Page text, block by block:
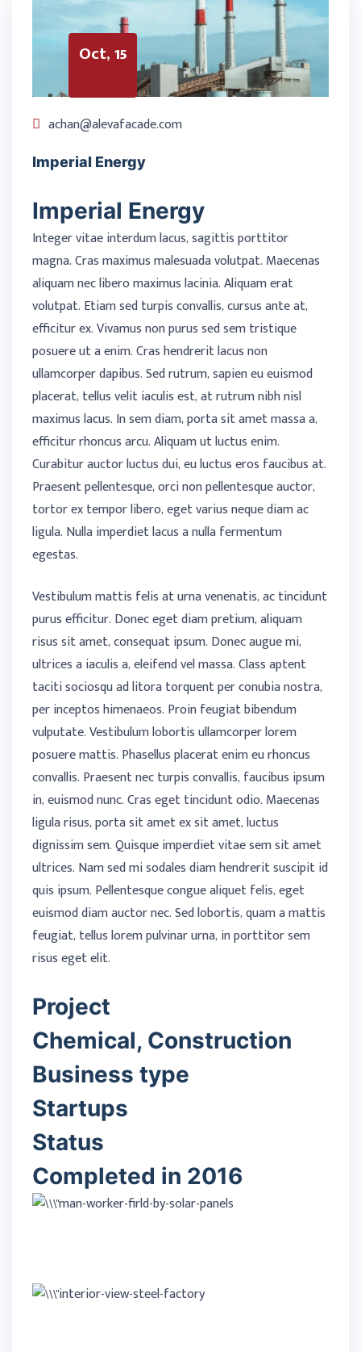
Oct, 15
achan@alevafacade.com
Imperial Energy
Imperial Energy
Integer vitae interdum lacus, sagittis porttitor
magna. Cras maximus malesuada volutpat. Maecenas
aliquam nec libero maximus lacinia. Aliquam erat
volutpat. Etiam sed turpis convallis, cursus ante at,
efficitur ex. Vivamus non purus sed sem tristique
posuere ut a enim. Cras hendrerit lacus non
ullamcorper dapibus. Sed rutrum, sapien eu euismod
placerat, tellus velit iaculis est, at rutrum nibh nisl
maximus lacus. In sem diam, porta sit amet massa a,
efficitur rhoncus arcu. Aliquam ut luctus enim.
Curabitur auctor luctus dui, eu luctus eros faucibus at.
Praesent pellentesque, orci non pellentesque auctor,
tortor ex tempor libero, eget varius neque diam ac
ligula. Nulla imperdiet lacus a nulla fermentum
egestas.
Vestibulum mattis felis at urna venenatis, ac tincidunt
purus efficitur. Donec eget diam pretium, aliquam
risus sit amet, consequat ipsum. Donec augue mi,
ultrices a iaculis a, eleifend vel massa. Class aptent
taciti sociosqu ad litora torquent per conubia nostra,
per inceptos himenaeos. Proin feugiat bibendum
vulputate. Vestibulum lobortis ullamcorper lorem
posuere mattis. Phasellus placerat enim eu rhoncus
convallis. Praesent nec turpis convallis, faucibus ipsum
in, euismod nunc. Cras eget tincidunt odio. Maecenas
ligula risus, porta sit amet ex sit amet, luctus
dignissim sem. Quisque imperdiet vitae sem sit amet
ultrices. Nam sed mi sodales diam hendrerit suscipit id
quis ipsum. Pellentesque congue aliquet felis, eget
euismod diam auctor nec. Sed lobortis, quam a mattis
feugiat, tellus lorem pulvinar urna, in porttitor sem
risus eget elit.
Project
Chemical, Construction
Business type
Startups
Status
Completed in 2016